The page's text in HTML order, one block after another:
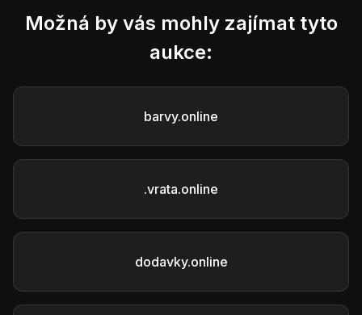
Možná by vás mohly zajímat tyto
aukce:
barvy.online
.vrata.online
dodavky.online